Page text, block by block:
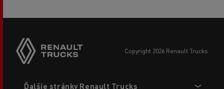
copyright 2026 Renault Trucks
Ďalšie stránky Renault Trucks